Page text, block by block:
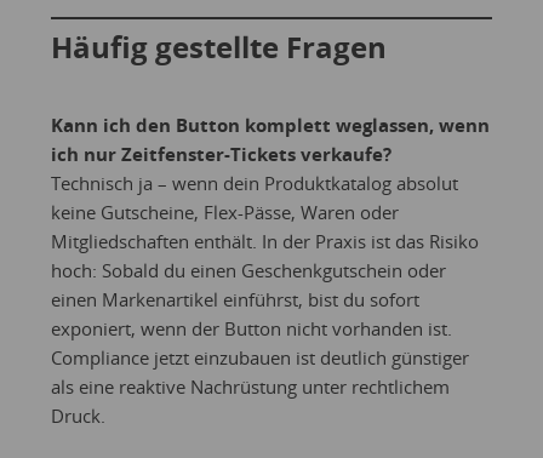
Häufig gestellte Fragen
Kann ich den Button komplett weglassen, wenn
ich nur Zeitfenster-Tickets verkaufe?
Technisch ja – wenn dein Produktkatalog absolut
keine Gutscheine, Flex-Pässe, Waren oder
Mitgliedschaften enthält. In der Praxis ist das Risiko
hoch: Sobald du einen Geschenkgutschein oder
einen Markenartikel einführst, bist du sofort
exponiert, wenn der Button nicht vorhanden ist.
Compliance jetzt einzubauen ist deutlich günstiger
als eine reaktive Nachrüstung unter rechtlichem
Druck.